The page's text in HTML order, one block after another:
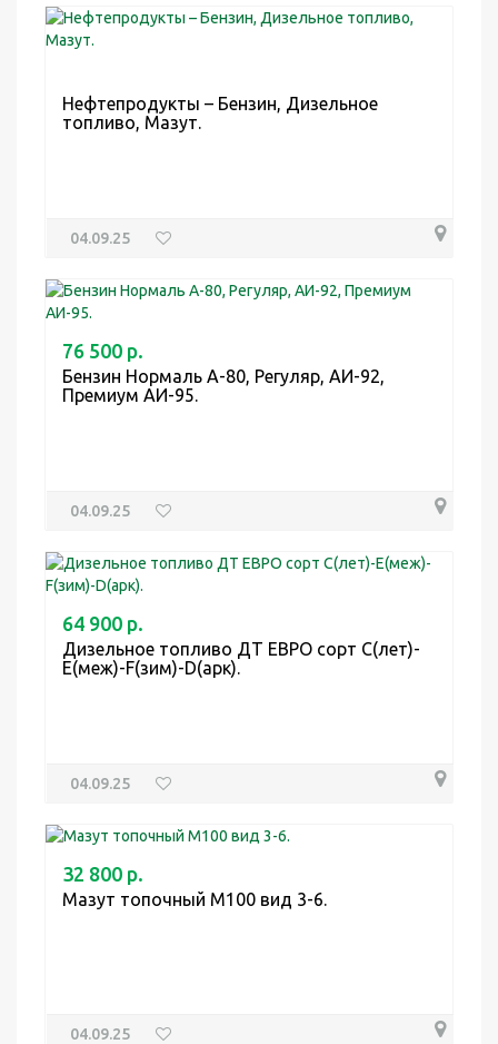
Нефтепродукты – Бензин, Дизельное
топливо, Мазут.
04.09.25
76 500 р.
Бензин Нормаль А-80, Регуляр, АИ-92,
Премиум АИ-95.
04.09.25
64 900 р.
Дизельное топливо ДТ ЕВРО сорт С(лет)-
Е(меж)-F(зим)-D(арк).
04.09.25
32 800 р.
Мазут топочный М100 вид 3-6.
04.09.25